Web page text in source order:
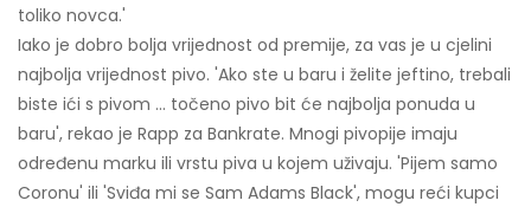
toliko novca.'
Iako je dobro bolja vrijednost od premije, za vas je u cjelini
najbolja vrijednost pivo. 'Ako ste u baru i želite jeftino, trebali
biste ići s pivom ... točeno pivo bit će najbolja ponuda u
baru', rekao je Rapp za Bankrate. Mnogi pivopije imaju
određenu marku ili vrstu piva u kojem uživaju. 'Pijem samo
Coronu' ili 'Sviđa mi se Sam Adams Black', mogu reći kupci